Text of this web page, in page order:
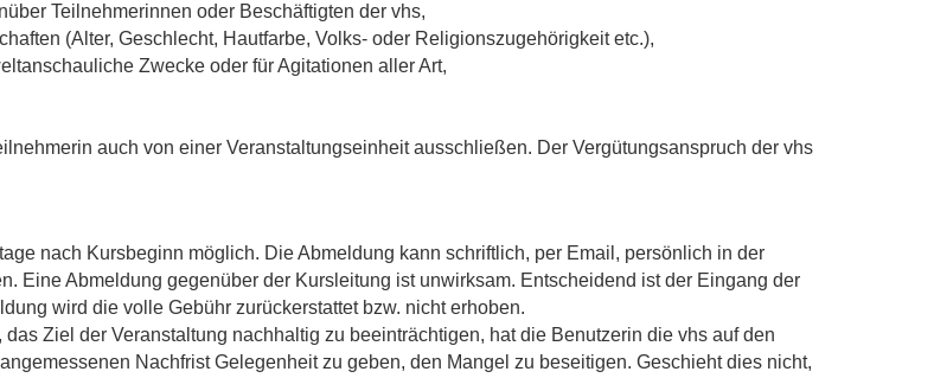
Teilnehmerinnen oder Beschäftigten der vhs,
(Alter, Geschlecht, Hautfarbe, Volks- oder Religionszugehörigkeit etc.),
Zwecke oder für Agitationen aller Art,
auch von einer Veranstaltungseinheit ausschließen. Der Vergütungsanspruch der vhs
nach Kursbeginn möglich. Die Abmeldung kann schriftlich, per Email, persönlich in der
Eine Abmeldung gegenüber der Kursleitung ist unwirksam. Entscheidend ist der Eingang der
wird die volle Gebühr zurückerstattet bzw. nicht erhoben.
Ziel der Veranstaltung nachhaltig zu beeinträchtigen, hat die Benutzerin die vhs auf den
Nachfrist Gelegenheit zu geben, den Mangel zu beseitigen. Geschieht dies nicht,